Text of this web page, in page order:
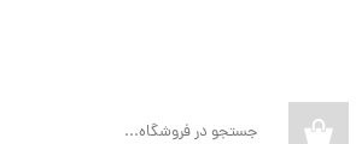
تغییر گذر واژه